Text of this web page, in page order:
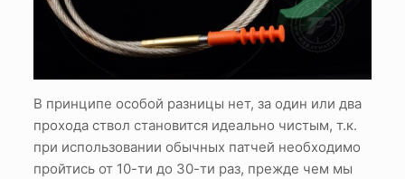
В принципе особой разницы нет, за один или два
прохода ствол становится идеально чистым, т.к.
при использовании обычных патчей необходимо
пройтись от 10-ти до 30-ти раз, прежде чем мы